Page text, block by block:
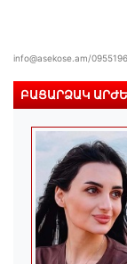
info@asekose.am/
ԲԱՑԱՐՁԱԿ